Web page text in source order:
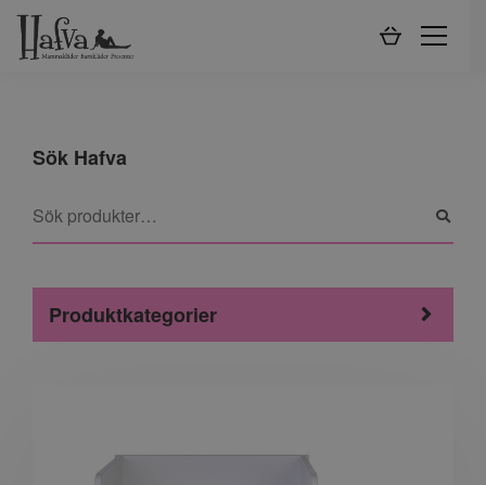
Sök Hafva
Produktkategorier